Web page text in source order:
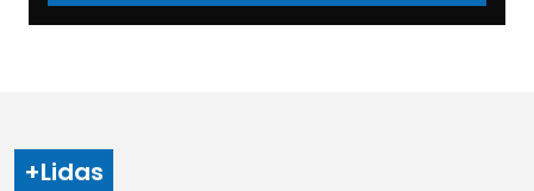
+Lidas